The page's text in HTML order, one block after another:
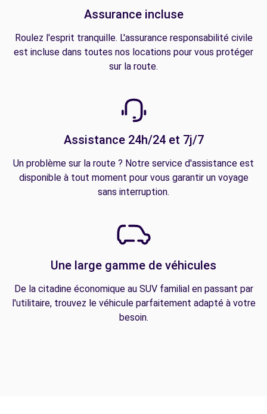
Assurance incluse
Roulez l'esprit tranquille. L'assurance responsabilité civile
est incluse dans toutes nos locations pour vous protéger
sur la route.
Assistance 24h/24 et 7j/7
Un problème sur la route ? Notre service d'assistance est
disponible à tout moment pour vous garantir un voyage
sans interruption.
Une large gamme de véhicules
De la citadine économique au SUV familial en passant par
l'utilitaire, trouvez le véhicule parfaitement adapté à votre
besoin.